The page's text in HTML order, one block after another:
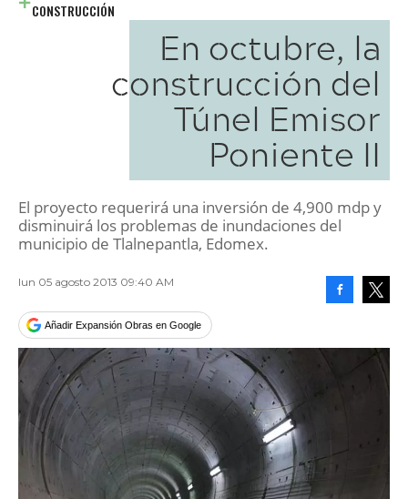
CONSTRUCCIÓN
En octubre, la
construcción del
Túnel Emisor
Poniente II
El proyecto requerirá una inversión de 4,900 mdp y
disminuirá los problemas de inundaciones del
municipio de Tlalnepantla, Edomex.
lun 05 agosto 2013 09:40 AM
Añadir Expansión Obras en Google